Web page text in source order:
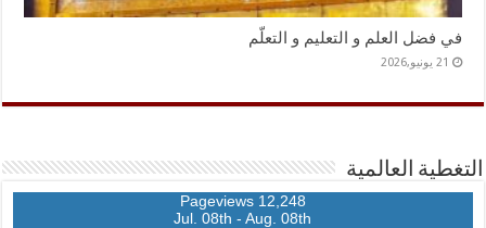
في فضل العلم و التعليم و التعلّم
21 يونيو,2026
التغطية العالمية
12,248 Pageviews
Jul. 08th - Aug. 08th